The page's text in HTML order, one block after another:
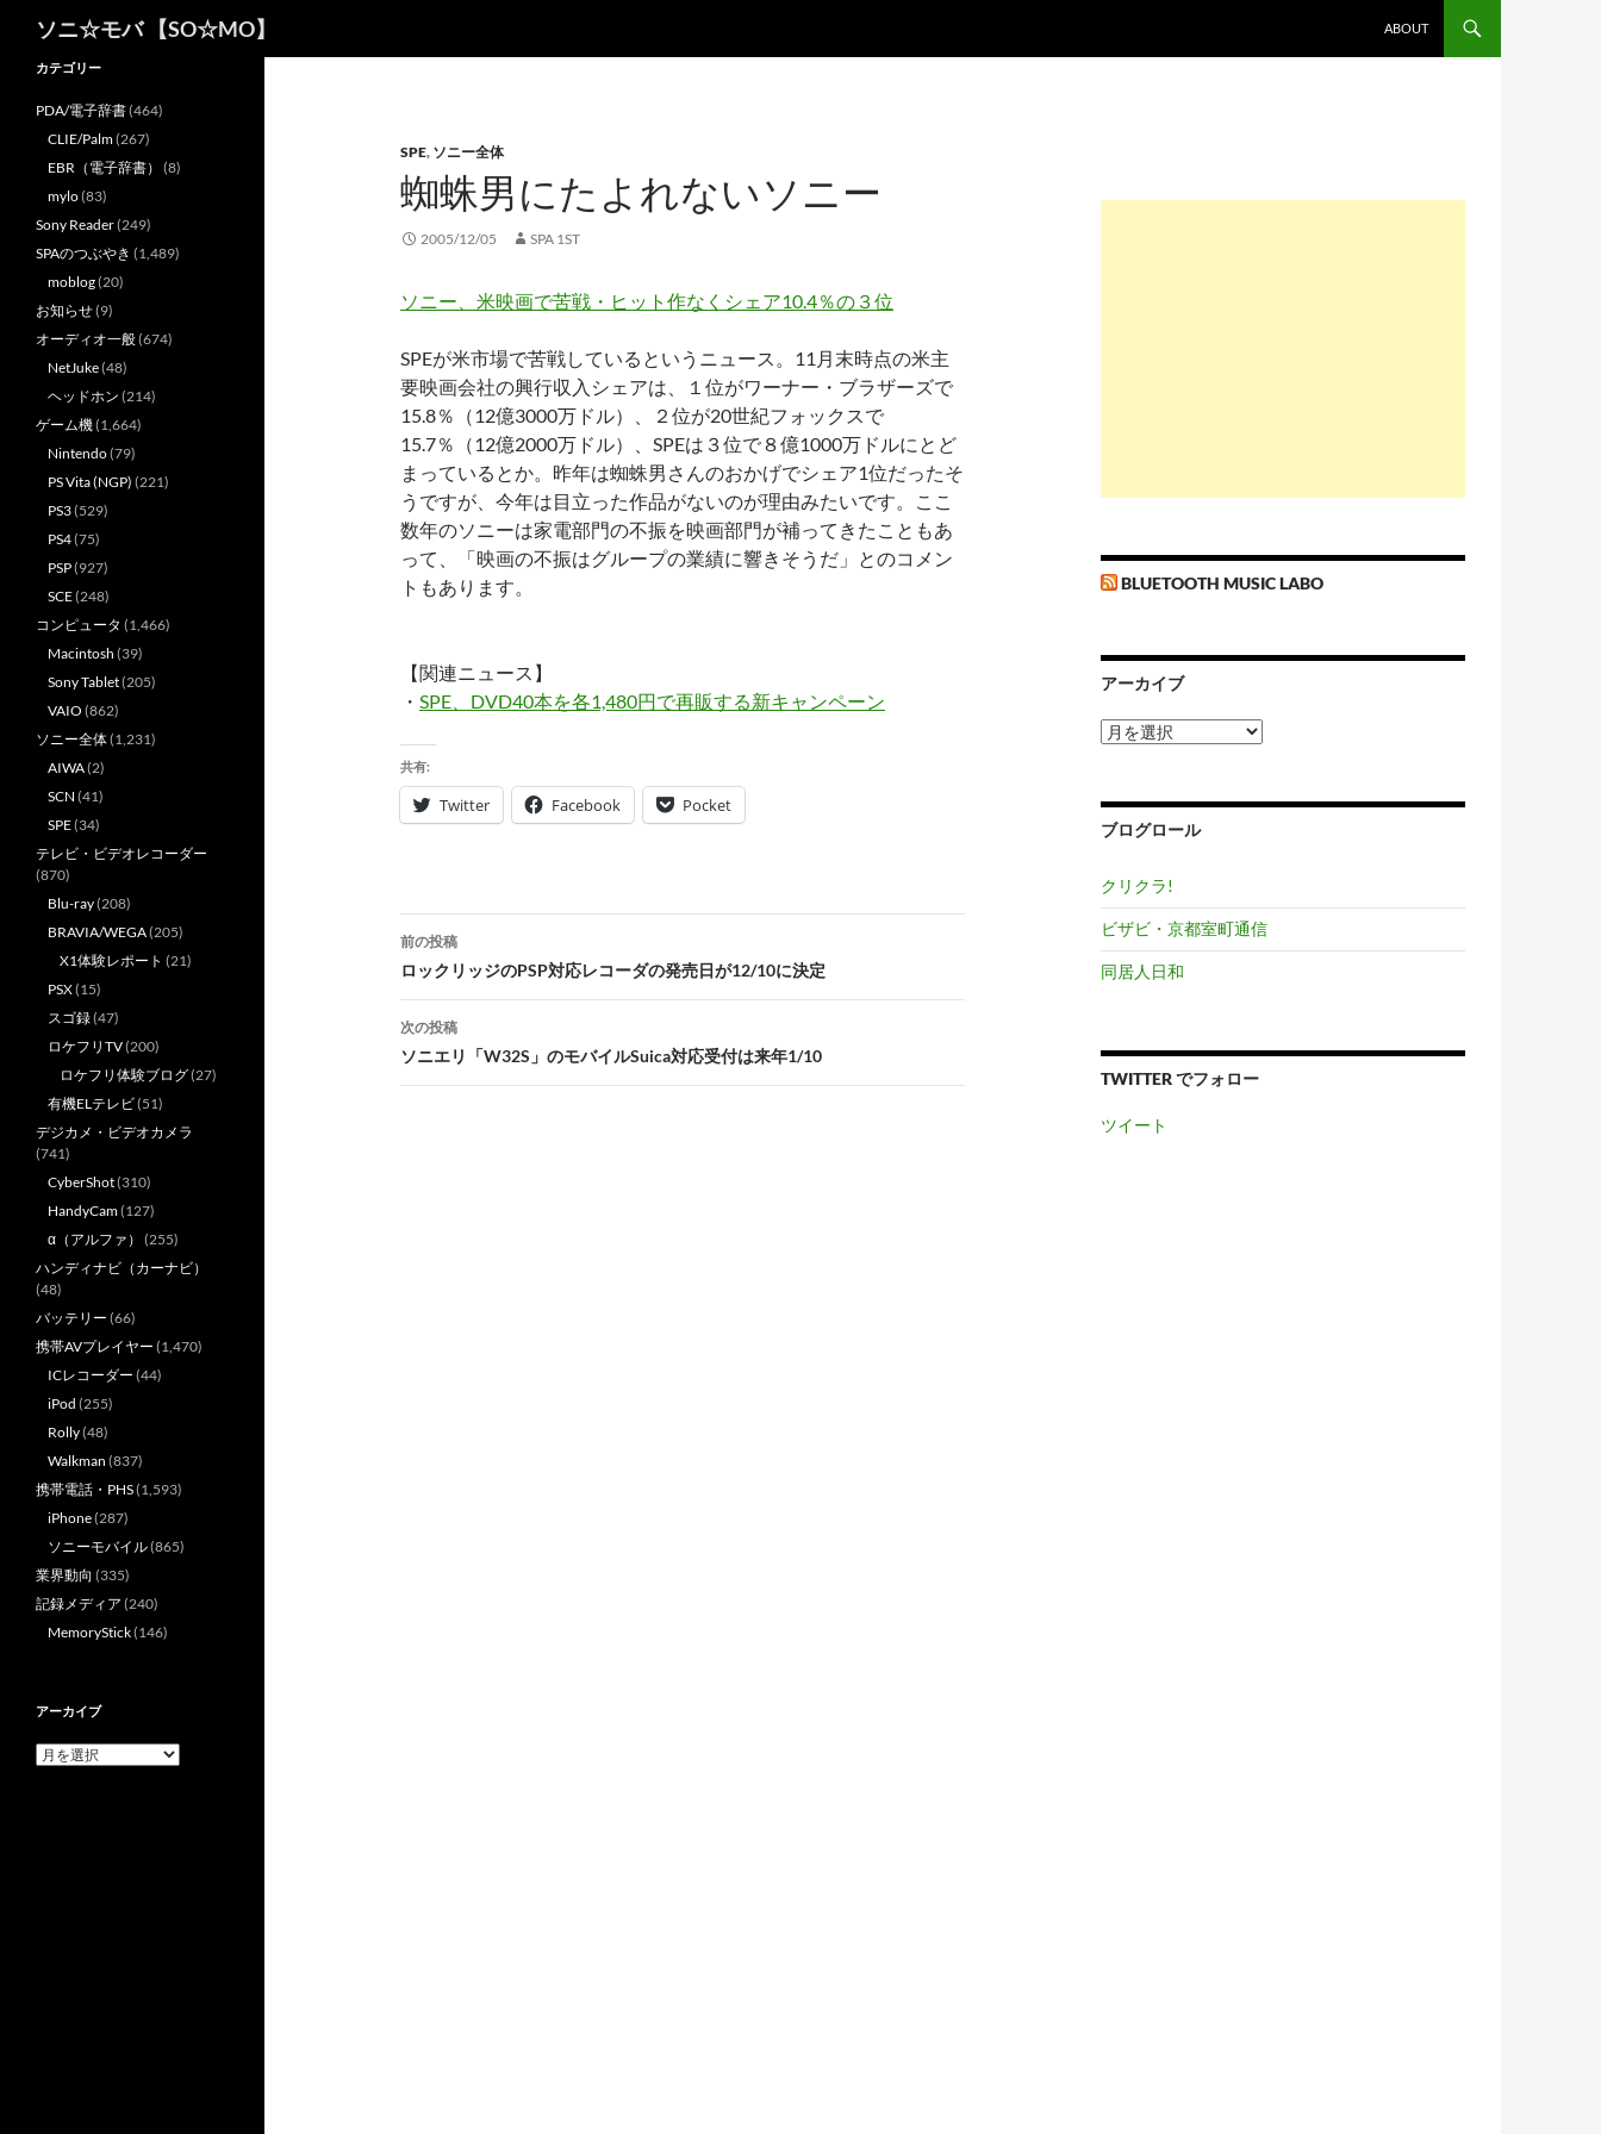
ソニ☆モバ 【SO☆MO】
ABOUT
SPE, ソニー全体
蜘蛛男にたよれないソニー
2005/12/05 SPA 1ST
ソニー、米映画で苦戦・ヒット作なくシェア10.4％の３位
SPEが米市場で苦戦しているというニュース。11月末時点の米主
要映画会社の興行収入シェアは、１位がワーナー・ブラザーズで
15.8％（12億3000万ドル）、２位が20世紀フォックスで
15.7％（12億2000万ドル）、SPEは３位で８億1000万ドルにとど
まっているとか。昨年は蜘蛛男さんのおかげでシェア1位だったそ
うですが、今年は目立った作品がないのが理由みたいです。ここ
数年のソニーは家電部門の不振を映画部門が補ってきたこともあ
って、「映画の不振はグループの業績に響きそうだ」とのコメン
トもあります。
【関連ニュース】
・ SPE、DVD40本を各1,480円で再販する新キャンペーン
共有:
Twitter Facebook Pocket
投
稿
ナ
ビ
ゲ
前の投稿
ロックリッジのPSP対応レコーダの発売日が12/10に決定
次の投稿
ソニエリ「W32S」のモバイルSuica対応受付は来年1/10
BLUETOOTH MUSIC LABO
アーカイブ
ア
ー
ブ
ブログロール
クリクラ!
ビザビ・京都室町通信
同居人日和
TWITTER でフォロー
ツイート
カテゴリー
PDA/電子辞書(464)
CLIE/Palm(267)
EBR（電子辞書） (8)
mylo(83)
Sony Reader(249)
SPAのつぶやき (1,489)
moblog(20)
お知らせ(9)
オーディオ一般(674)
NetJuke(48)
ヘッドホン (214)
ゲーム機(1,664)
Nintendo(79)
PS Vita (NGP) (221)
PS3(529)
PS4(75)
PSP(927)
SCE(248)
コンピュータ (1,466)
Macintosh (39)
Sony Tablet(205)
VAIO (862)
ソニー全体(1,231)
AIWA(2)
SCN (41)
SPE(34)
テレビ・ビデオレコーダー
(870)
Blu-ray(208)
BRAVIA/WEGA(205)
X1体験レポート (21)
PSX(15)
スゴ録(47)
ロケフリTV(200)
ロケフリ体験ブログ(27)
有機ELテレビ(51)
デジカメ・ビデオカメラ
(741)
CyberShot(310)
HandyCam(127)
α（アルファ） (255)
ハンディナビ（カーナビ）
(48)
バッテリー (66)
携帯AVプレイヤー (1,470)
ICレコーダー (44)
iPod (255)
Rolly(48)
Walkman (837)
携帯電話・PHS(1,593)
iPhone(287)
ソニーモバイル(865)
業界動向 (335)
記録メディア (240)
MemoryStick(146)
アーカイブ
ア